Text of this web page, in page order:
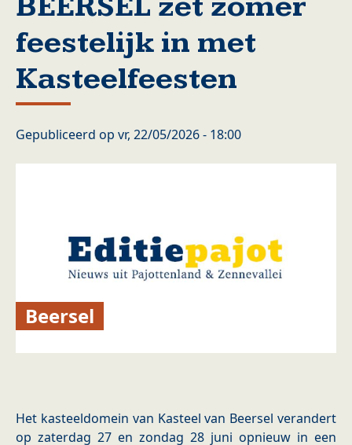
feestelijk in met
Kasteelfeesten
Gepubliceerd op vr, 22/05/2026 - 18:00
Beersel
Het kasteeldomein van Kasteel van Beersel verandert
op zaterdag 27 en zondag 28 juni opnieuw in een